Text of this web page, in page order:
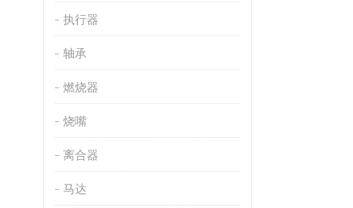
执行器
轴承
燃烧器
烧嘴
离合器
马达